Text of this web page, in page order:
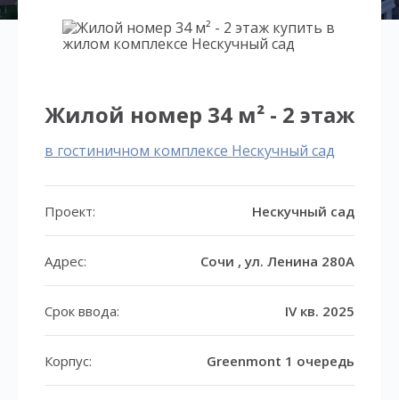
Жилой номер 34 м² - 2 этаж
в гостиничном комплексе Нескучный сад
Проект: Нескучный сад
Адрес: Сочи , ул. Ленина 280А
Срок ввода: IV кв. 2025
Корпус: Greenmont 1 очередь